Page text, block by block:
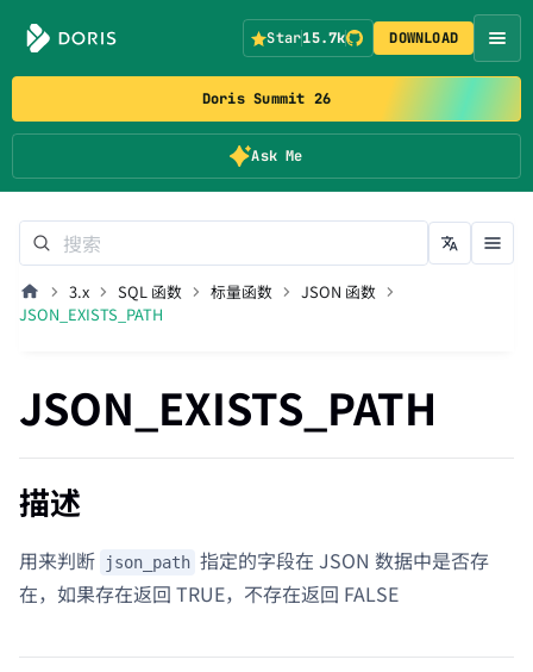
Doris Summit 26
Ask Me
Star15.7k DOWNLOAD
3.x SQL 函数 标量函数
JSON 函数
JSON_EXISTS_PATH
JSON_EXISTS_PATH
描述
用来判断 json_path 指定的字段在 JSON 数据中是否存
在，如果存在返回 TRUE，不存在返回 FALSE